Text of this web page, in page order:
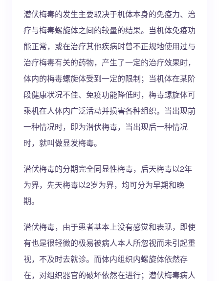
潜伏梅毒的发生主要取决于机体本身的免疫力、治
疗与梅毒螺旋体之间的较量的结果。当机体免疫功
能正常，或在治疗其他疾病时曾不正规地使用过与
治疗梅毒有关的药物，产生了一定的治疗效果时，
体内的梅毒螺旋体受到一定的限制；当机体在某阶
段健康状况不佳、免疫功能降低时，梅毒螺旋体可
乘机在人体内广泛活动并损害各种组织。当出现前
一种情况时，即为潜伏梅毒，当出现后一种情况
时，就叫做显发梅毒。
潜伏梅毒的分期完全同显性梅毒，后天梅毒以2年
为界，先天梅毒以2岁为界，均可分为早期和晚
期。
潜伏梅毒，由于患者基本上没有感觉和表现，即使
有也是很轻微的极易被病人本人所忽视而未引起重
视，不及时去就诊。而体内组织内螺旋体依然存
在，对组织器官的破坏依然在进行；潜伏梅毒病人